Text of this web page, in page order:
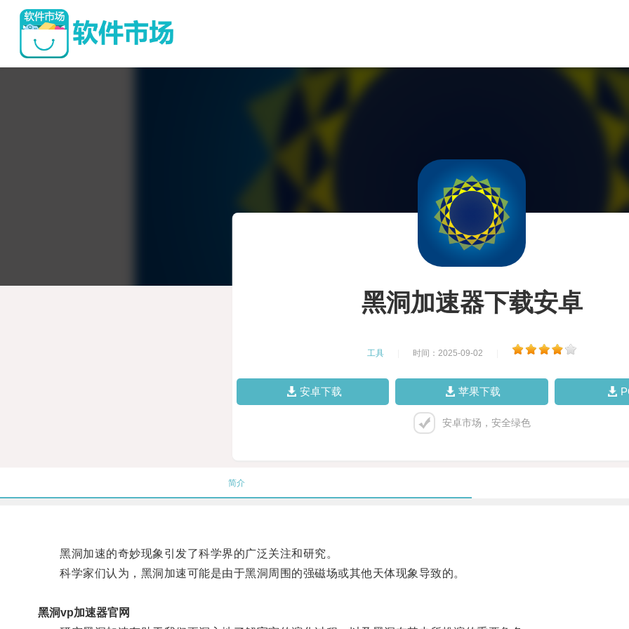
黑洞加速器下载安卓
工具 时间：2025-09-02
安卓下载 苹果下载
安卓市场，安全绿色
简介
黑洞加速的奇妙现象引发了科学界的广泛关注和研究。
科学家们认为，黑洞加速可能是由于黑洞周围的强磁场或其他天体现象导致的。
黑洞vp加速器官网